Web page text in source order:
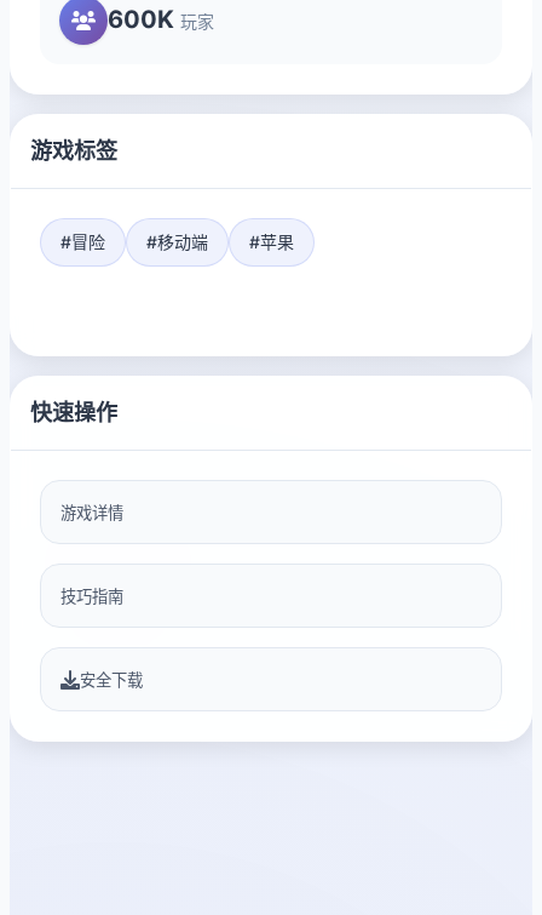
600K 玩家
游戏标签
#冒险 #移动端 #苹果
快速操作
游戏详情
技巧指南
安全下载